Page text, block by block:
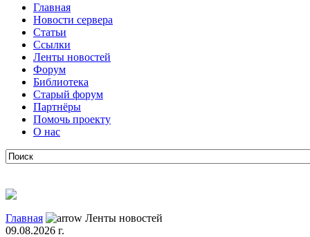
Главная
Новости сервера
Статьи
Ссылки
Ленты новостей
Форум
Библиотека
Старый форум
Партнёры
Помочь проекту
О нас
Главная
Ленты новостей
09.08.2026 г.